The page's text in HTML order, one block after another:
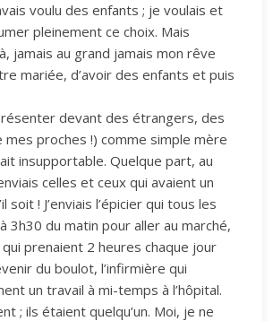
voulu des enfants ; je voulais et
pleinement ce choix. Mais
jamais au grand jamais mon rêve
mariée, d’avoir des enfants et puis
devant des étrangers, des
mes proches !) comme simple mère
insupportable. Quelque part, au
celles et ceux qui avaient un
soit ! J’enviais l’épicier qui tous les
3h30 du matin pour aller au marché,
prenaient 2 heures chaque jour
du boulot, l’infirmière qui
un travail à mi-temps à l’hôpital.
; ils étaient quelqu’un. Moi, je ne